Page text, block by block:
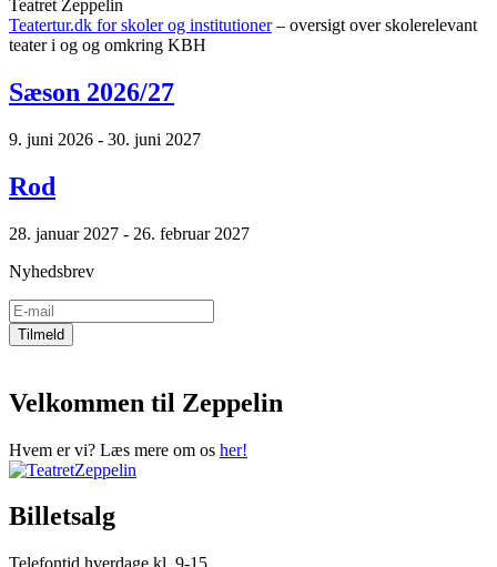
Teatret Zeppelin
Teatertur.dk for skoler og institutioner– oversigt over skolerelevant
teater i og og omkring KBH
Sæson 2026/27
9. juni 2026 - 30. juni 2027
Rod
28. januar 2027 - 26. februar 2027
Nyhedsbrev
Velkommen til Zeppelin
Hvem er vi? Læs mere om os her!
Billetsalg